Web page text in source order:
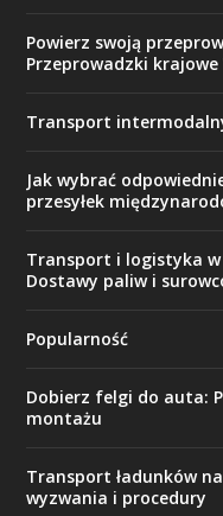
Powierz swoją
Przeprowadzki
Transport
Jak wybrać
przesyłek
Transport i logistyka
Dostawy paliw i
Popularność
Dobierz felgi do auta:
montażu
Transport ładunków
wyzwania i procedury